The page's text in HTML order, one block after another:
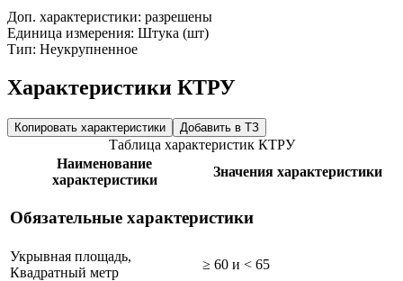
Доп. характеристики: разрешены
Единица измерения: Штука (шт)
Тип: Неукрупненное
Характеристики КТРУ
Копировать характеристики Добавить в ТЗ
Таблица характеристик КТРУ
Наименование
характеристики
Значения характеристики
Обязательные характеристики
Укрывная площадь,
Квадратный метр
≥ 60 и < 65